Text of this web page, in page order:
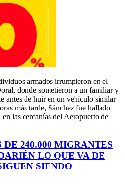
armados irrumpieron en el
donde sometieron a un familiar y
antes de huir en un vehículo similar
más tarde, Sánchez fue hallado
las cercanías del Aeropuerto de
DE 240.000 MIGRANTES
LO QUE VA DE
SIENDO